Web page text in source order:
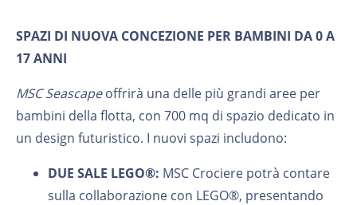
SPAZI DI NUOVA CONCEZIONE PER BAMBINI DA 0 A
17 ANNI
MSC Seascapeoffrirà una delle più grandi aree per
bambini della flotta, con 700 mq di spazio dedicato in
un design futuristico. I nuovi spazi includono:
DUE SALE LEGO®: MSC Crociere potrà contare
sulla collaborazione con LEGO®, presentando